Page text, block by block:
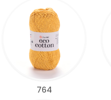
764